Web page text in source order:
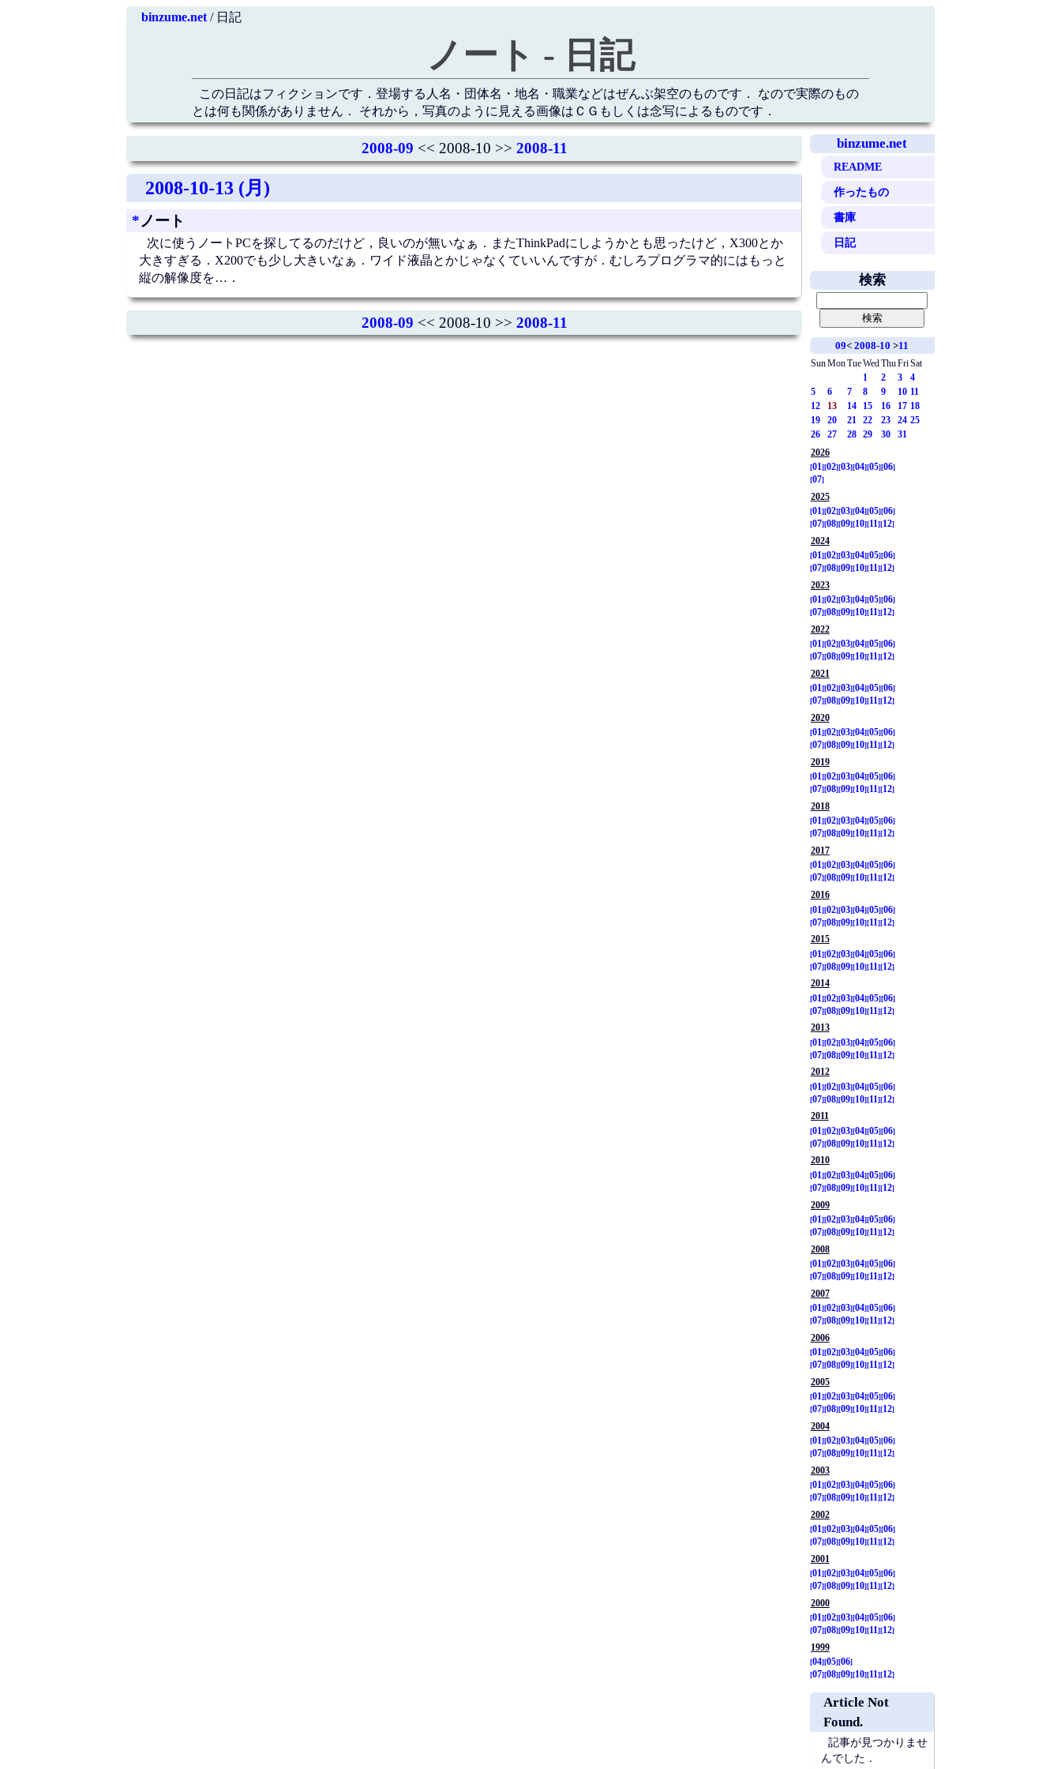
binzume.net/ 日記
ノート - 日記
この日記はフィクションです．登場する人名・団体名・地名・職業などはぜんぶ架空のものです． なので実際のもの
とは何も関係がありません． それから，写真のように見える画像はＣＧもしくは念写によるものです．
binzume.net
README
作ったもの
書庫
日記
2008-09 << 2008-10 >> 2008-11
2008-10-13 (月)
* ノート
次に使うノートPCを探してるのだけど，良いのが無いなぁ．またThinkPadにしようかとも思ったけど，X300とか
大きすぎる．X200でも少し大きいなぁ．ワイド液晶とかじゃなくていいんですが．むしろプログラマ的にはもっと
縦の解像度を…．
2008-09 << 2008-10 >> 2008-11
検索
09<2008-10 >11
SunMonTueWed ThuFriSat
1
2 3
4
5
6 7 8 9 10 11
12
13 14 15 16 17 18
19
20 21 22 23 24 25
26
27 28 29 30
31
2026
01
02 03 04 05 06
07
2025
01
02 03 04 05 06
07 08 09 10 11
12
2024
01
02 03 04 05 06
07 08 09 10 11
12
2023
01
02 03 04 05 06
07 08 09 10 11
12
2022
01
02 03 04 05 06
07 08 09 10 11
12
2021
01
02 03 04 05 06
07 08 09 10 11
12
2020
01
02 03 04 05 06
07 08 09 10 11
12
2019
01
02 03 04 05 06
07 08 09 10 11
12
2018
01 02 03 04 05 06
07 08 09 10 11 12
2017
01 02 03 04 05 06
07 08 09 10 11 12
2016
01
02 03 04 05 06
07 08 09 10 11
12
2015
01
02 03 04 05 06
07 08 09 10 11
12
2014
01
02 03 04 05 06
07 08 09 10 11
12
2013
01
02 03 04 05 06
07 08 09 10 11
12
2012
01
02 03 04 05 06
07 08 09 10 11
12
2011
01
02 03 04 05 06
07 08 09 10 11
12
2010
01
02 03 04 05 06
07 08 09 10 11
12
2009
01
02 03 04 05 06
07 08 09 10 11
12
2008
01
02 03 04 05 06
07 08 09 10 11
12
2007
01
02 03 04 05 06
07 08 09 10 11
12
2006
01
02 03 04 05 06
07 08 09 10 11
12
2005
01
02 03 04 05 06
07 08 09 10 11
12
2004
01
02 03 04 05 06
07 08 09 10 11
12
2003
01
02 03 04 05 06
07 08 09 10 11
12
2002
01
02 03 04 05 06
07 08 09 10 11
12
2001
01
02 03 04 05 06
07 08 09 10 11
12
2000
01
02 03 04 05 06
07 08 09 10 11
12
1999
04 05 06
07 08 09 10 11 12
Article Not
Found.
記事が見つかりませ
んでした．